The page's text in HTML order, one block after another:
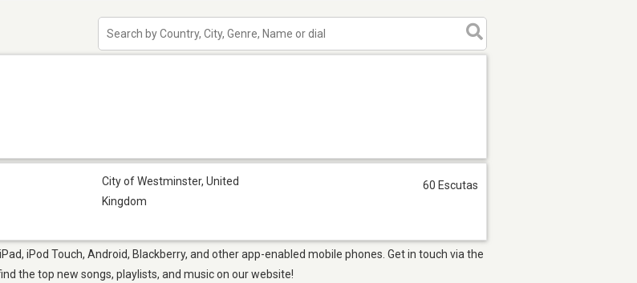
City of Westminster, United
Kingdom
60 Escutas
iPod Touch, Android, Blackberry, and other app-enabled mobile phones. Get in touch via the
the top new songs, playlists, and music on our website!